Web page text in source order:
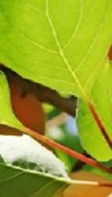
Выберите город
Обратный звонок
Каталог
Семена
Грунты
Газонные